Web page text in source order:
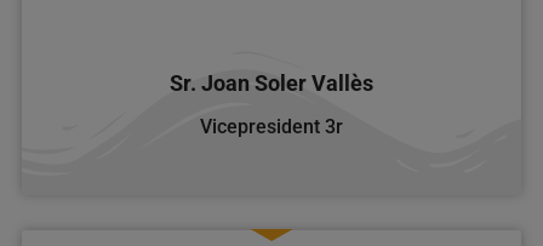
Sr. Joan Soler Vallès
Vicepresident 3r